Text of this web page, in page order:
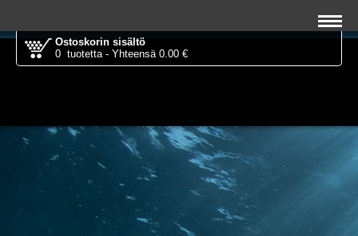
Ostoskorin sisältö
0 tuotetta - Yhteensä 0.00 €